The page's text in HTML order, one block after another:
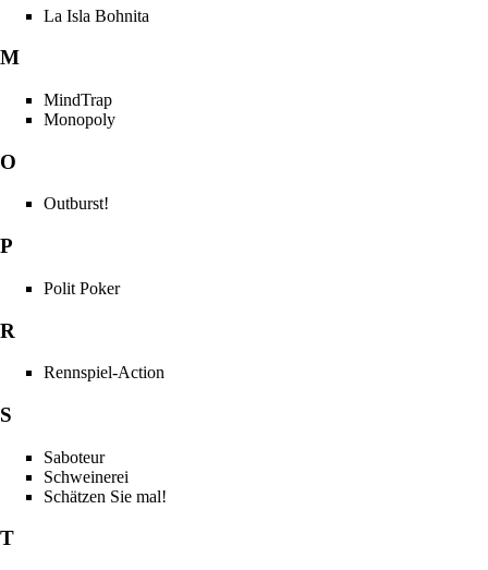
La Isla Bohnita
M
MindTrap
Monopoly
O
Outburst!
P
Polit Poker
R
Rennspiel-Action
S
Saboteur
Schweinerei
Schätzen Sie mal!
T